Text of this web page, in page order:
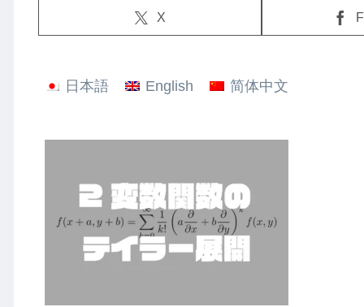
X
日本語 English 简体中文